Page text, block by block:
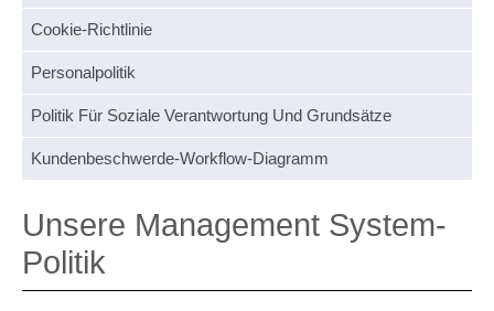
Cookie-Richtlinie
Personalpolitik
Politik Für Soziale Verantwortung Und Grundsätze
Kundenbeschwerde-Workflow-Diagramm
Unsere Management System-
Politik